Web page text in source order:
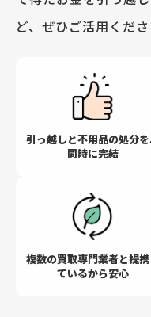
ど、ぜひご活用くださ
引っ越しと不用品の処分を
同時に完結
複数の買取専門業者と提携
ているから安心